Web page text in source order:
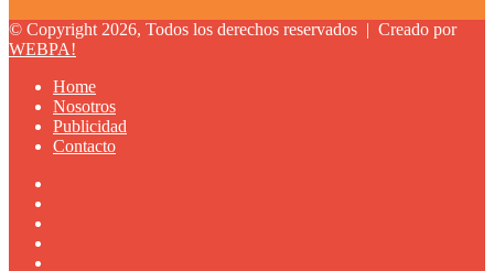
© Copyright 2026, Todos los derechos reservados | Creado por
WEBPA!
Home
Nosotros
Publicidad
Contacto